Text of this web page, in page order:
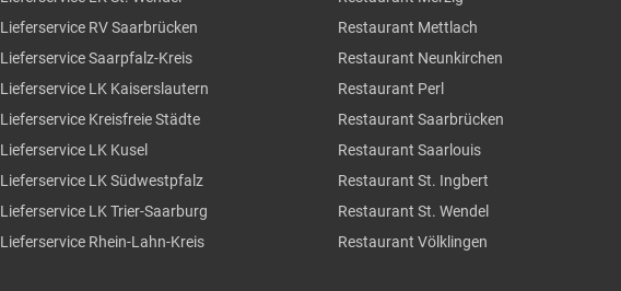
Lieferservice RV Saarbrücken
Lieferservice Saarpfalz-Kreis
Lieferservice LK Kaiserslautern
Lieferservice Kreisfreie Städte
Lieferservice LK Kusel
Lieferservice LK Südwestpfalz
Lieferservice LK Trier-Saarburg
Lieferservice Rhein-Lahn-Kreis
Restaurant Mettlach
Restaurant Neunkirchen
Restaurant Perl
Restaurant Saarbrücken
Restaurant Saarlouis
Restaurant St. Ingbert
Restaurant St. Wendel
Restaurant Völklingen